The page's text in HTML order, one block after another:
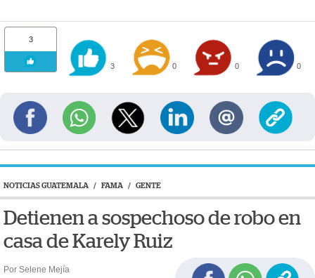
3
3 0 0 0
NOTICIAS GUATEMALA / FAMA / GENTE
Detienen a sospechoso de robo en
casa de Karely Ruiz
Por Selene Mejía